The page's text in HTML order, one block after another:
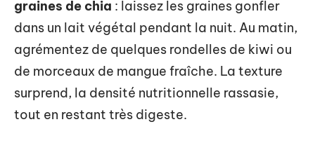
graines de chia : laissez les graines gonfler
dans un lait végétal pendant la nuit. Au matin,
agrémentez de quelques rondelles de kiwi ou
de morceaux de mangue fraîche. La texture
surprend, la densité nutritionnelle rassasie,
tout en restant très digeste.